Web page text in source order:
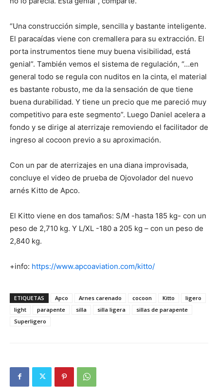
“Una construcción simple, sencilla y bastante inteligente.
El paracaídas viene con cremallera para su extracción. El
porta instrumentos tiene muy buena visibilidad, está
genial”. También vemos el sistema de regulación, “…en
general todo se regula con nuditos en la cinta, el material
es bastante robusto, me da la sensación de que tiene
buena durabilidad. Y tiene un precio que me pareció muy
competitivo para este segmento”. Luego Daniel acelera a
fondo y se dirige al aterrizaje removiendo el facilitador de
ingreso al cocoon previo a su aproximación.
Con un par de aterrizajes en una diana improvisada,
concluye el video de prueba de Ojovolador del nuevo
arnés Kitto de Apco.
El Kitto viene en dos tamaños: S/M -hasta 185 kg- con un
peso de 2,710 kg. Y L/XL -180 a 205 kg – con un peso de
2,840 kg.
+info: https://www.apcoaviation.com/kitto/
ETIQUETAS Apco Arnes carenado cocoon Kitto
ligero
light
parapente silla silla ligera
sillas de parapente
Superligero